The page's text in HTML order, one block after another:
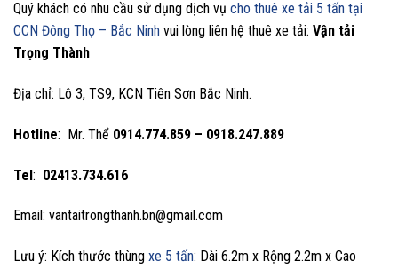
Quý khách có nhu cầu sử dụng dịch vụ cho thuê xe tải 5 tấn tại
CCN Đông Thọ – Bắc Ninh vui lòng liên hệ thuê xe tải: Vận tải
Trọng Thành
Địa chỉ: Lô 3, TS9, KCN Tiên Sơn Bắc Ninh.
Hotline: Mr. Thể 0914.774.859 – 0918.247.889
Tel: 02413.734.616
Email: vantaitrongthanh.bn@gmail.com
Lưu ý: Kích thước thùng xe 5 tấn: Dài 6.2m x Rộng 2.2m x Cao